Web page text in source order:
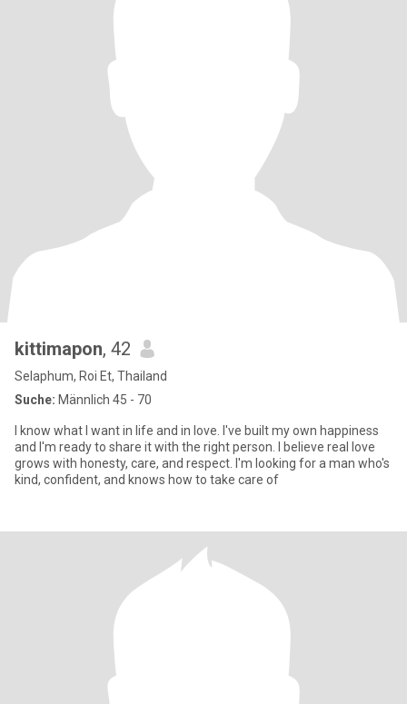
kittimapon, 42
Selaphum, Roi Et, Thailand
Suche: Männlich 45 - 70
I know what I want in life and in love. I've built my own happiness
and I'm ready to share it with the right person. I believe real love
grows with honesty, care, and respect. I'm looking for a man who's
kind, confident, and knows how to take care of